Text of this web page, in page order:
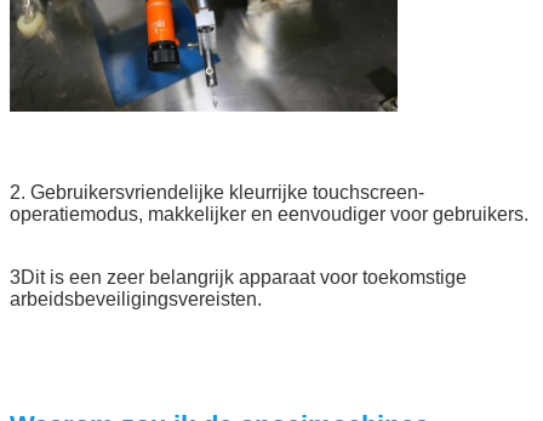
2. Gebruikersvriendelijke kleurrijke touchscreen-
operatiemodus, makkelijker en eenvoudiger voor gebruikers.
3Dit is een zeer belangrijk apparaat voor toekomstige
arbeidsbeveiligingsvereisten.